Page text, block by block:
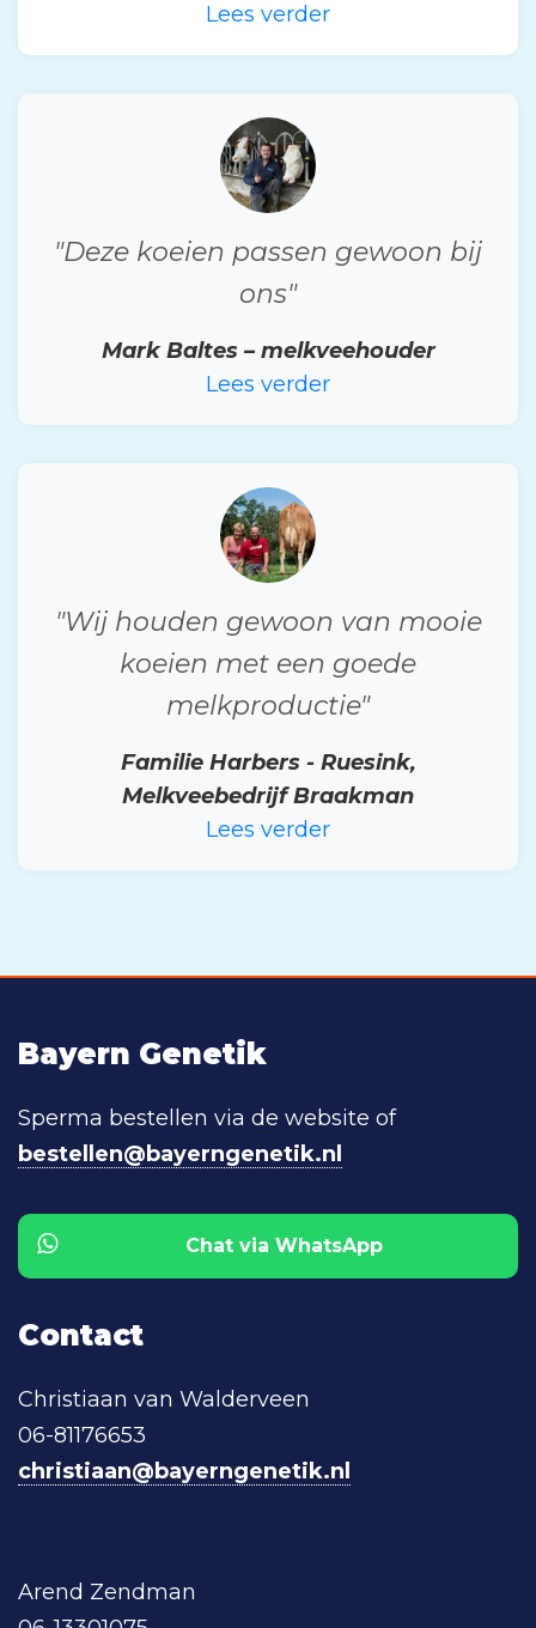
Lees verder
"Deze koeien passen gewoon bij
ons"
Mark Baltes – melkveehouder
Lees verder
"Wij houden gewoon van mooie
koeien met een goede
melkproductie"
Familie Harbers - Ruesink,
Melkveebedrijf Braakman
Lees verder
Bayern Genetik
Sperma bestellen via de website of
bestellen@bayerngenetik.nl
Chat via WhatsApp
Contact
Christiaan van Walderveen
06-81176653
christiaan@bayerngenetik.nl
Arend Zendman